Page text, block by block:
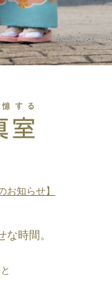
お知らせ】
時間。